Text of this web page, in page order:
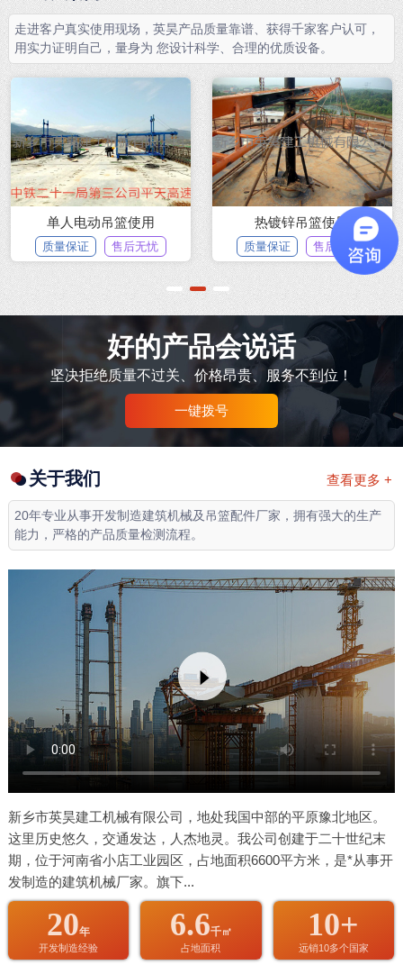
走进客户真实使用现场，英昊产品质量靠谱、获得千家客户认可，
用实力证明自己，量身为 您设计科学、合理的优质设备。
单人电动吊篮使用
质量保证 售后无忧
热镀锌吊篮使用
质量保证 售后无忧
1 2 3
好的产品会说话
坚决拒绝质量不过关、价格昂贵、服务不到位！
一键拨号
查看更多 +
关于我们
20年专业从事开发制造建筑机械及吊篮配件厂家，拥有强大的生产
能力，严格的产品质量检测流程。
新乡市英昊建工机械有限公司，地处我国中部的平原豫北地区。
这里历史悠久，交通发达，人杰地灵。我公司创建于二十世纪末
期，位于河南省小店工业园区，占地面积6600平方米，是*从事开
发制造的建筑机械厂家。旗下...
20年
开发制造经验
6.6千㎡
占地面积
10+
远销10多个国家